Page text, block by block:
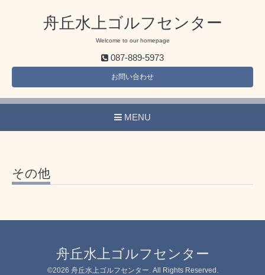
舟丘水上ゴルフセンター
Welcome to our homepage
087-889-5973
お問い合わせ
MENU
その他
舟丘水上ゴルフセンター
©2026 舟丘水上ゴルフセンター . All Rights Reserved.